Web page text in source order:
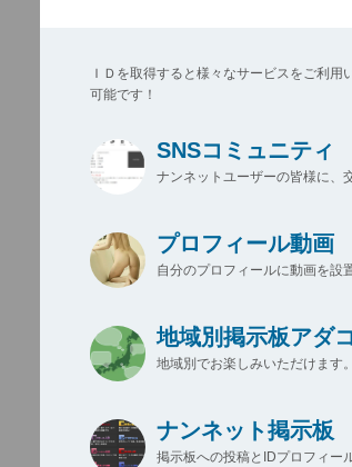
ＩＤを取得すると様々なサービスをご利
可能です！
SNSコミュニティ
ナンネットユーザーの皆様に、
プロフィール動画
自分のプロフィールに動画を設
地域別掲示板アダ
地域別でお楽しみいただけます
ナンネット掲示板
掲示板への投稿とIDプロフィー